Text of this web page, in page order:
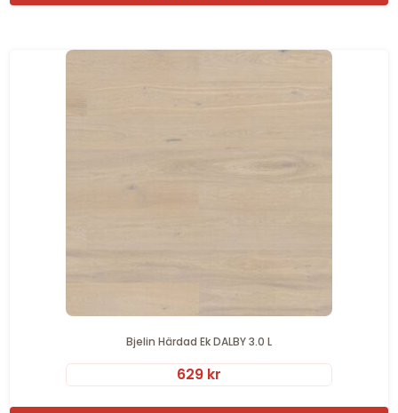
Bjelin Härdad Ek DALBY 3.0 L
629 kr